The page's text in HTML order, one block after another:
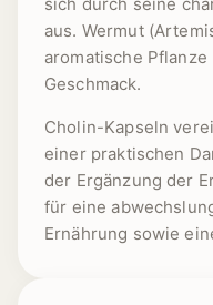
aus. Wermut
aromatische
Geschmack.
Cholin-Kapseln
einer praktischen
der Ergänzung der
für eine
Ernährung sowie